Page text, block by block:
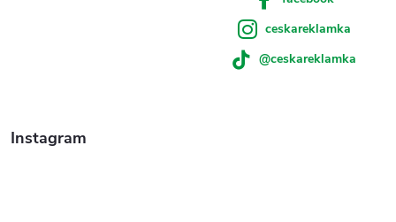
Instagram
ceskareklamka
@ceskareklamka